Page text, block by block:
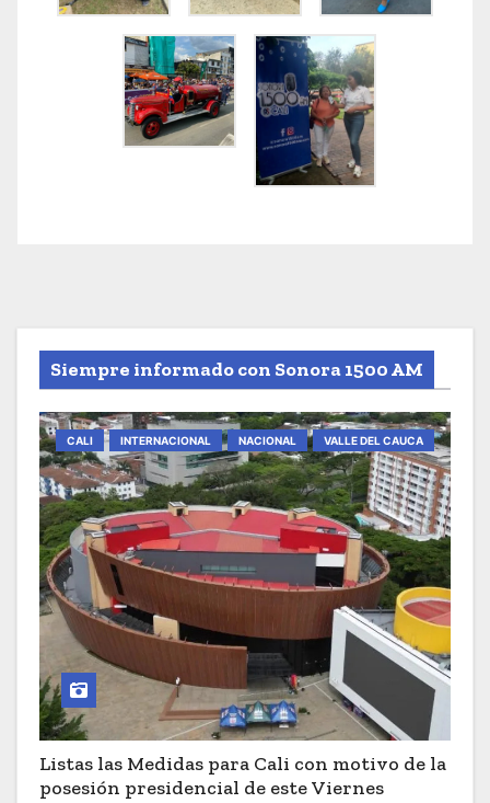
Siempre informado con Sonora 1500 AM
CALI INTERNACIONAL NACIONAL VALLE DEL CAUCA
Listas las Medidas para Cali con motivo de la
posesión presidencial de este Viernes